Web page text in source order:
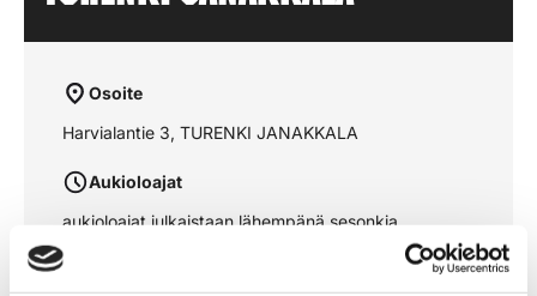
Osoite
Harvialantie 3, TURENKI JANAKKALA
Aukioloajat
aukioloajat julkaistaan lähempänä sesonkia